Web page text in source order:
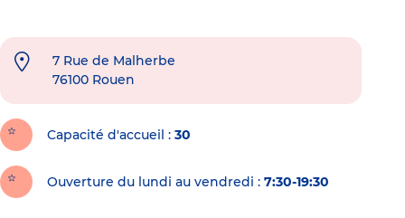
7 Rue de Malherbe
76100 Rouen
Capacité d'accueil 30
Ouverture du lundi au vendredi : 7:30-19:30